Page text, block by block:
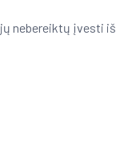
nebereiktų įvesti iš